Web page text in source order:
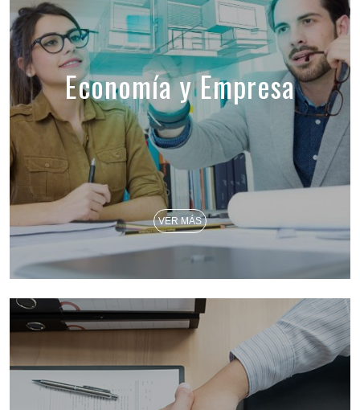
Economía y Empresa
VER MÁS